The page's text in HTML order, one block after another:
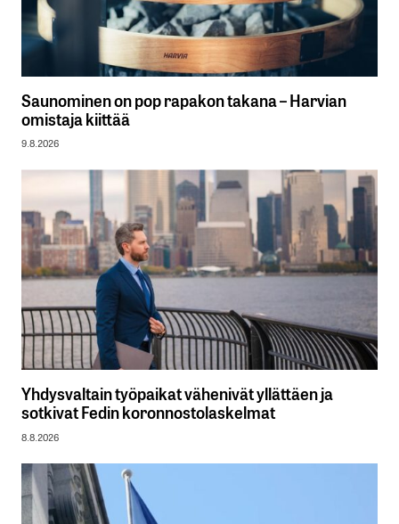
Saunominen on pop rapakon takana – Harvian
omistaja kiittää
9.8.2026
Yhdysvaltain työpaikat vähenivät yllättäen ja
sotkivat Fedin koronnostolaskelmat
8.8.2026